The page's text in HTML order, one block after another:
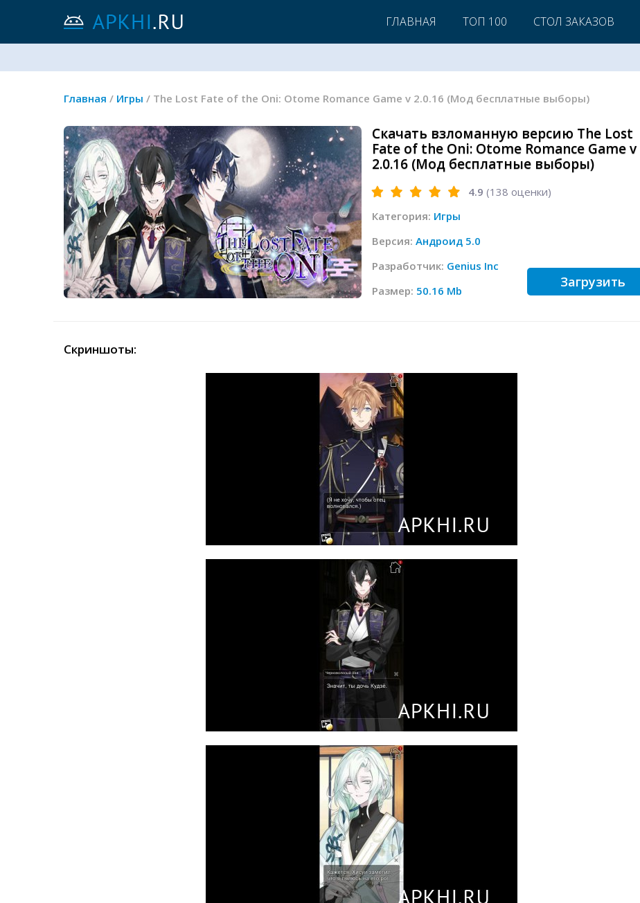
ГЛАВНАЯ ТОП 100 СТОЛ ЗАКАЗОВ
Главная / Игры / The Lost Fate of the Oni: Otome Romance Game v 2.0.16 (Мод бесплатные выборы)
Скачать взломанную версию The Lost
Fate of the Oni: Otome Romance Game v
2.0.16 (Мод бесплатные выборы)
4.9 (138 оценки)
Категория: Игры
Версия: Андроид 5.0
Разработчик: Genius Inc
Размер: 50.16 Mb
Загрузить
Скриншоты: